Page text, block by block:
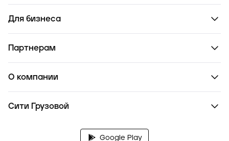
Для бизнеса
Партнерам
О компании
Сити Грузовой
Google Play